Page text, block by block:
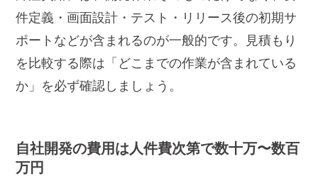
件定義・画面設計・テスト・リリース後の初期サ
ポートなどが含まれるのが一般的です。見積もり
を比較する際は「どこまでの作業が含まれている
か」を必ず確認しましょう。
自社開発の費用は人件費次第で数十万〜数百
万円